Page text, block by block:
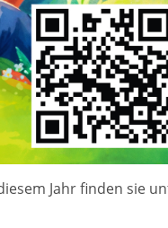
Jahr finden sie